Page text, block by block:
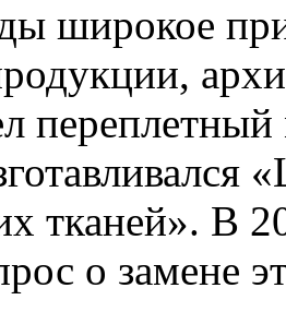
широкое
тканей». В
о замене